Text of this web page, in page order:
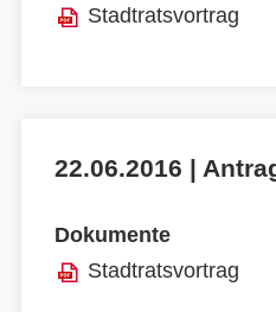
Stadtratsvortrag
22.06.2016 |
Dokumente
Stadtratsvortrag